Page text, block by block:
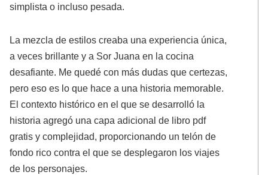
simplista o incluso pesada.
La mezcla de estilos creaba una experiencia única,
a veces brillante y a Sor Juana en la cocina
desafiante. Me quedé con más dudas que certezas,
pero eso es lo que hace a una historia memorable.
El contexto histórico en el que se desarrolló la
historia agregó una capa adicional de libro pdf
gratis y complejidad, proporcionando un telón de
fondo rico contra el que se desplegaron los viajes
de los personajes.